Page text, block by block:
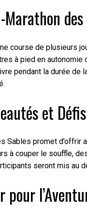
Marathon
course de plusieurs
à pied en
pendant la durée de
et Défis
Sables promet
à couper le souffle,
seront mis au
pour